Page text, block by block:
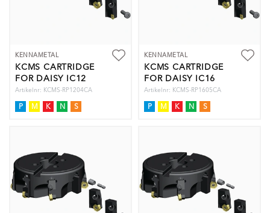
KENNAMETAL
KCMS CARTRIDGE
FOR DAISY IC12
Artikelnr: KCMS-RP1204CA
P M K N S
KENNAMETAL
KCMS CARTRIDGE
FOR DAISY IC16
Artikelnr: KCMS-RP1605CA
P M K N S